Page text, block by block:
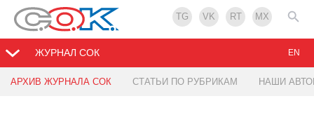
TG VK RT MX
ЖУРНАЛ СОК
АРХИВ ЖУРНАЛА СОК СТАТЬИ ПО РУБРИКАМ НАШИ
EN